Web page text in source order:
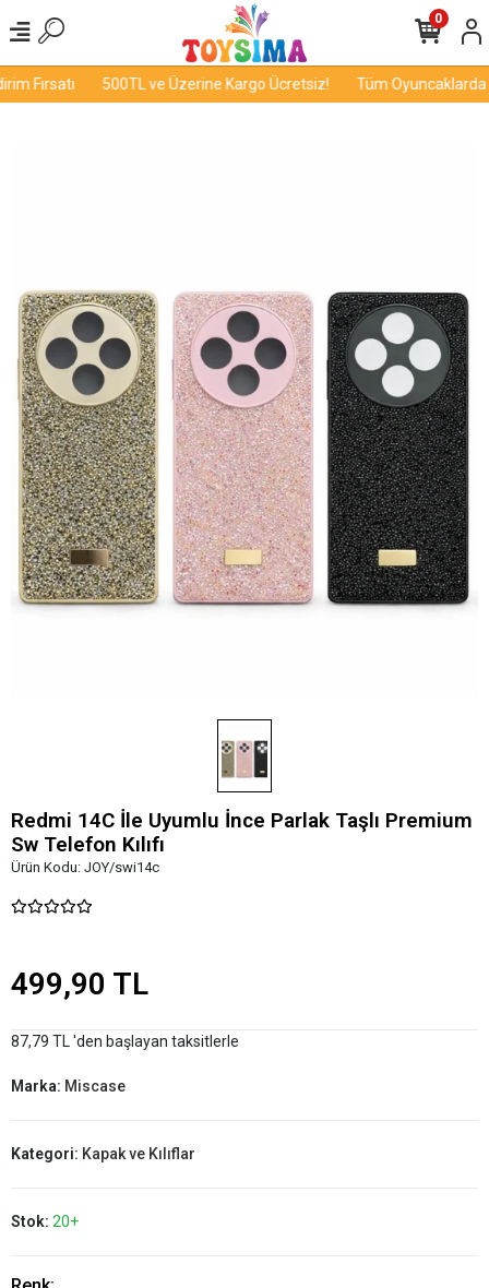
Fırsatı 500TL ve Üzerine Kargo Ücretsiz! Tüm Oyuncaklarda
0
Redmi 14C İle Uyumlu İnce Parlak Taşlı Premium
Sw Telefon Kılıfı
Ürün Kodu: JOY/swi14c
499,90 TL
87,79 TL 'den başlayan taksitlerle
Marka: Miscase
Kategori: Kapak ve Kılıflar
Stok: 20+